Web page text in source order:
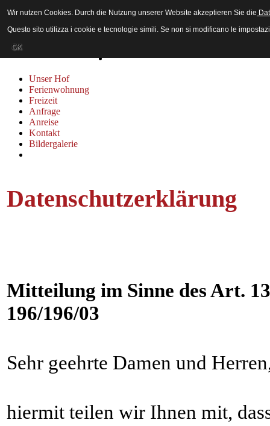
Gästebuch
Impressum
Unser Hof
Ferienwohnung
Freizeit
Anfrage
Anreise
Kontakt
Bildergalerie
Datenschutzerklärung
Mitteilung im Sinne des Art.
196/196/03
Sehr geehrte Damen und
hiermit teilen wir Ihnen mit,
Wir nutzen Cookies. Durch die Nutzung unserer Website akzeptieren Sie die
Questo sito utilizza i cookie e tecnologie simili. Se non si modificano le
OK